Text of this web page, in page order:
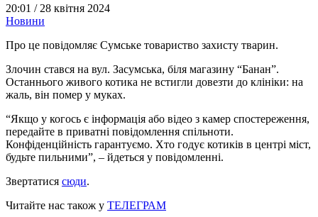
20:01 / 28 квітня 2024
Новини
Про це повідомляє Сумське товариство захисту тварин.
Злочин стався на вул. Засумська, біля магазину “Банан”.
Останнього живого котика не встигли довезти до клініки: на
жаль, він помер у муках.
“Якщо у когось є інформація або відео з камер спостереження,
передайте в приватні повідомлення спільноти.
Конфіденційність гарантуємо. Хто годує котиків в центрі міст,
будьте пильними”, – йдеться у повідомленні.
Звертатися сюди.
Читайте нас також у ТЕЛЕГРАМ